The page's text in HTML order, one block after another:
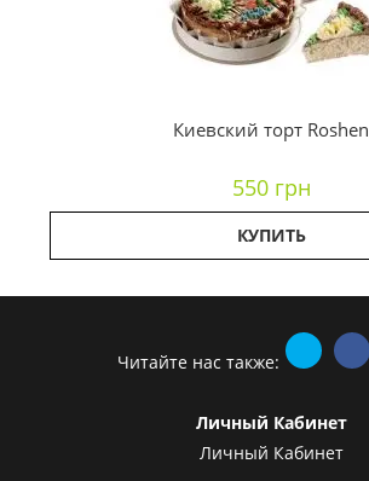
Киевский торт Roshen
550 грн
КУПИТЬ
Читайте нас также:
Личный Кабинет
Личный Кабинет